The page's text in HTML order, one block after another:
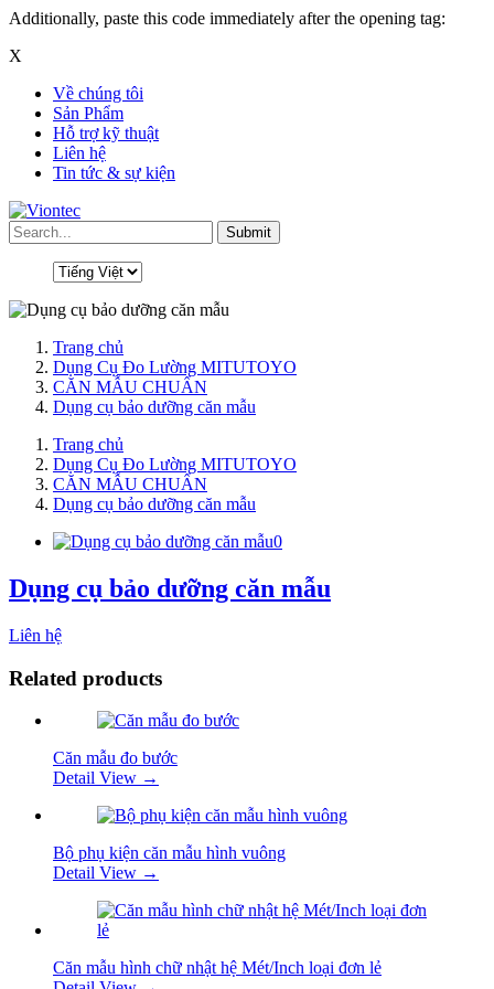
Additionally, paste this code immediately after the opening tag:
X
Về chúng tôi
Sản Phẩm
Hỗ trợ kỹ thuật
Liên hệ
Tin tức & sự kiện
Trang chủ
Dụng Cụ Đo Lường MITUTOYO
CĂN MẪU CHUẨN
Dụng cụ bảo dưỡng căn mẫu
Trang chủ
Dụng Cụ Đo Lường MITUTOYO
CĂN MẪU CHUẨN
Dụng cụ bảo dưỡng căn mẫu
Dụng cụ bảo dưỡng căn mẫu
Liên hệ
Related products
Căn mẫu đo bước
Detail View →
Bộ phụ kiện căn mẫu hình vuông
Detail View →
Căn mẫu hình chữ nhật hệ Mét/Inch loại đơn lẻ